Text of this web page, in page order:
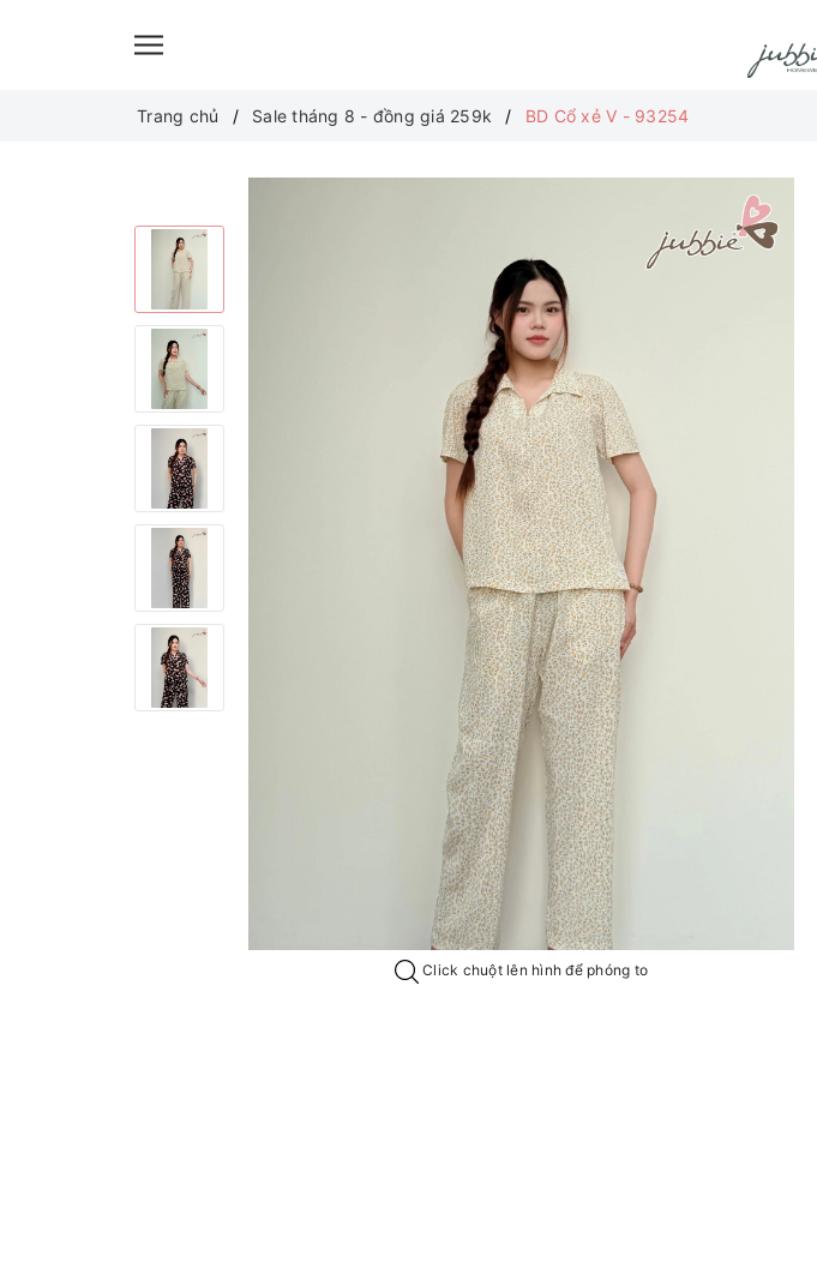
Trang chủ Sale tháng 8 - đồng giá 259k BD Cổ xẻ V - 93254
Click chuột lên hình để phóng to